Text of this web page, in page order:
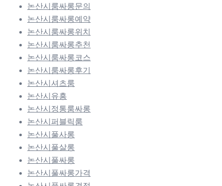
논산시룸싸롱문의
논산시룸싸롱예약
논산시룸싸롱위치
논산시룸싸롱추천
논산시룸싸롱코스
논산시룸싸롱후기
논산시셔츠룸
논산시유흥
논산시정통룸싸롱
논산시퍼블릭룸
논산시풀사롱
논산시풀살롱
논산시풀싸롱
논산시풀싸롱가격